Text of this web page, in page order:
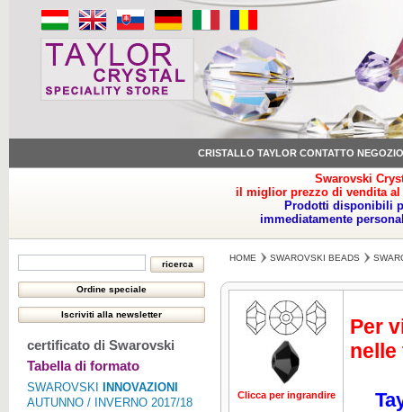
CRISTALLO TAYLOR CONTATTO NEGOZIO
Swarovski
il miglior prezzo di vendita
Prodotti disponibili
immediatamente
certificato di Swarovski
Tabella di formato
SWAROVSKI
INNOVAZIONI
AUTUNNO / INVERNO 2017/18
HOME SWAROVSKI BEADS
Clicca per ingrandire Clicca per
Per
nelle